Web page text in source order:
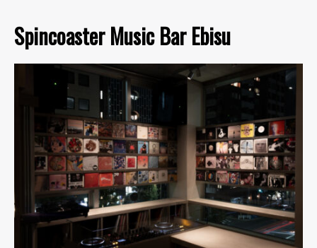
Spincoaster Music Bar Ebisu